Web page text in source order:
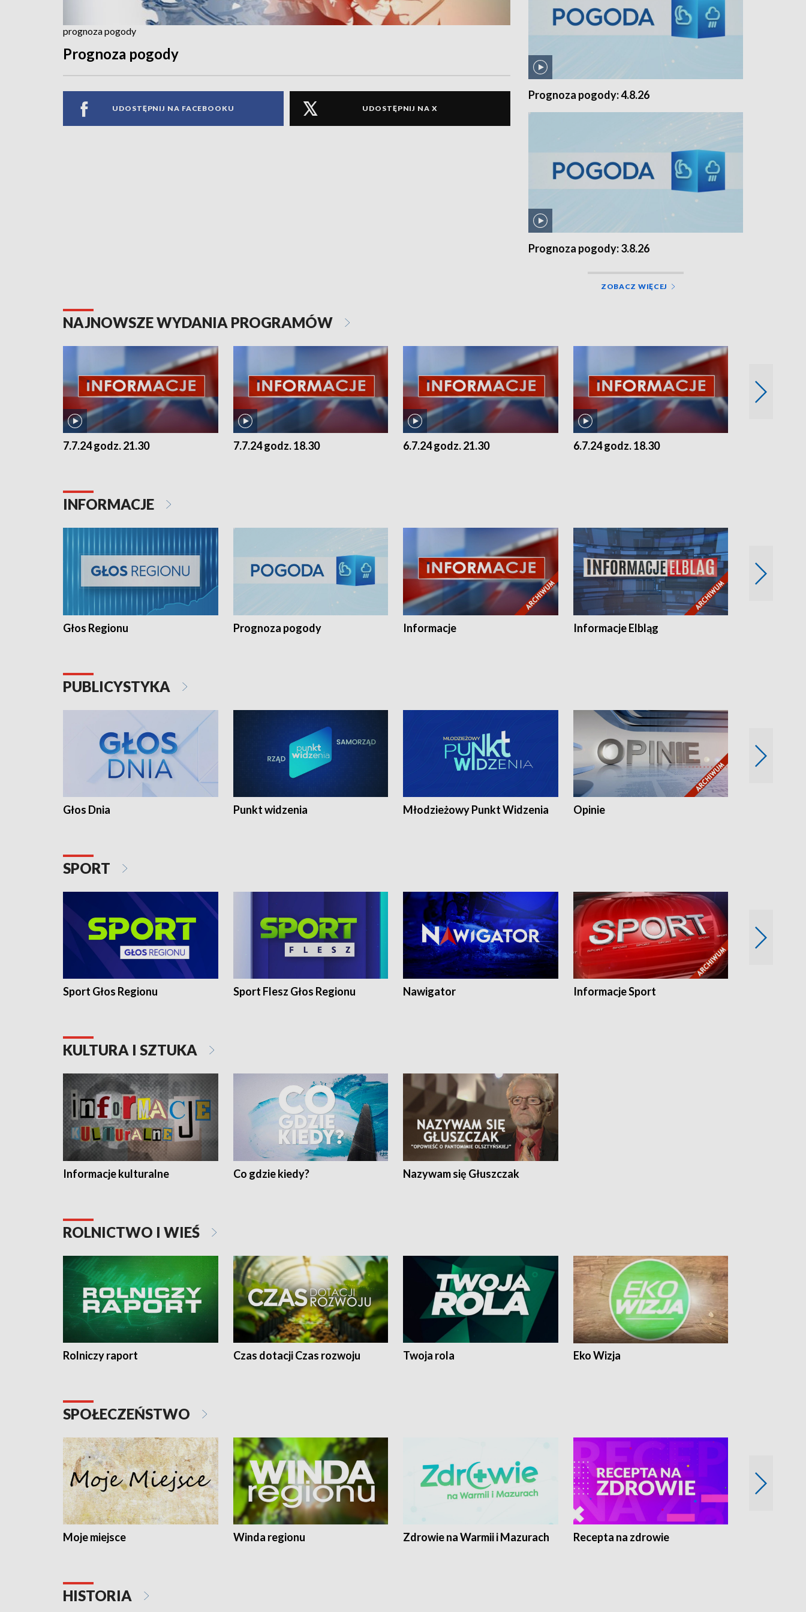
prognoza pogody
Prognoza pogody
UDOSTĘPNIJ NA FACEBOOKU UDOSTĘPNIJ NA X
Prognoza pogody: 4.8.26
Prognoza pogody: 3.8.26
ZOBACZ WIĘCEJ
NAJNOWSZE WYDANIA PROGRAMÓW
7.7.24 godz. 21.30 7.7.24 godz. 18.30 6.7.24 godz. 21.30 6.7.24 godz. 18.30
INFORMACJE
Głos Regionu Prognoza pogody Informacje Informacje Elbląg
PUBLICYSTYKA
Głos Dnia Punkt widzenia Młodzieżowy Punkt Widzenia Opinie
SPORT
Sport Głos Regionu Sport Flesz Głos Regionu Nawigator Informacje Sport
KULTURA I SZTUKA
Informacje kulturalne Co gdzie kiedy? Nazywam się Głuszczak
ROLNICTWO I WIEŚ
Rolniczy raport Czas dotacji Czas rozwoju Twoja rola Eko Wizja
SPOŁECZEŃSTWO
Moje miejsce Winda regionu Zdrowie na Warmii i Mazurach Recepta na zdrowie
HISTORIA